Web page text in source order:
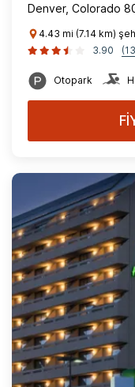
Denver, Colorado
4.43 mi (7.14 km)
3.90
Otopark